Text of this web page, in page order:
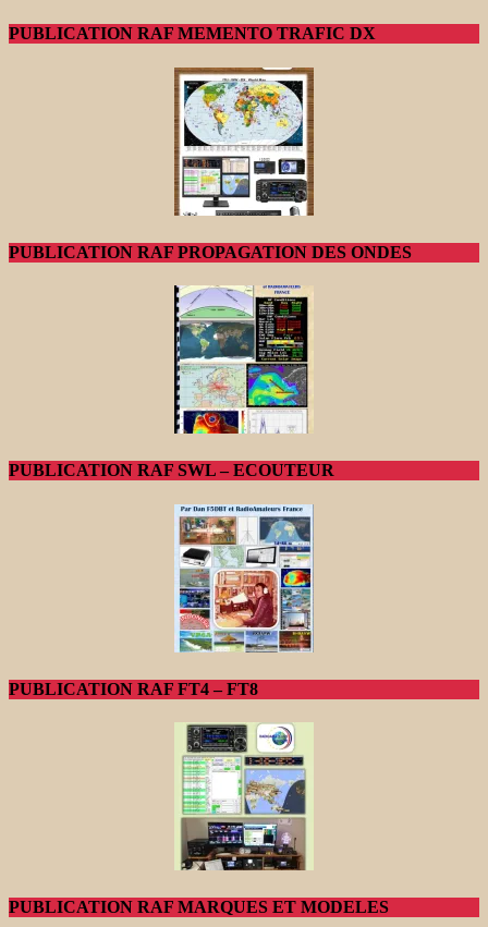
PUBLICATION RAF MEMENTO TRAFIC DX
PUBLICATION RAF PROPAGATION DES ONDES
PUBLICATION RAF SWL – ECOUTEUR
PUBLICATION RAF FT4 – FT8
PUBLICATION RAF MARQUES ET MODELES